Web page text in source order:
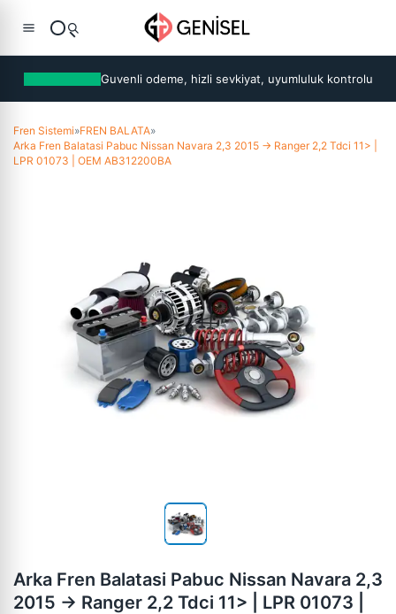
Guvenli odeme, hizli sevkiyat, uyumluluk kontrolu
Fren Sistemi»FREN BALATA»
Arka Fren Balatasi Pabuc Nissan Navara 2,3 2015 -> Ranger 2,2 Tdci 11> |
LPR 01073 | OEM AB312200BA
Arka Fren Balatasi Pabuc Nissan Navara 2,3
2015 -> Ranger 2,2 Tdci 11> | LPR 01073 |